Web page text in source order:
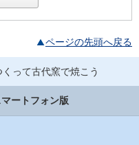
ページの先頭へ戻る
って古代窯で焼こう
マートフォン版